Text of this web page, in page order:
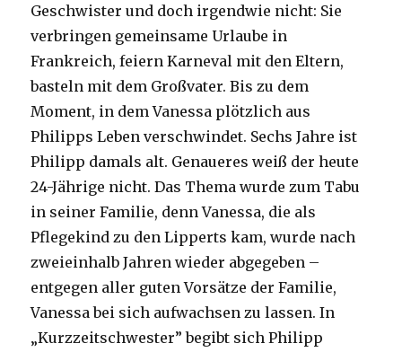
Geschwister und doch irgendwie nicht: Sie
verbringen gemeinsame Urlaube in
Frankreich, feiern Karneval mit den Eltern,
basteln mit dem Großvater. Bis zu dem
Moment, in dem Vanessa plötzlich aus
Philipps Leben verschwindet. Sechs Jahre ist
Philipp damals alt. Genaueres weiß der heute
24-Jährige nicht. Das Thema wurde zum Tabu
in seiner Familie, denn Vanessa, die als
Pflegekind zu den Lipperts kam, wurde nach
zweieinhalb Jahren wieder abgegeben –
entgegen aller guten Vorsätze der Familie,
Vanessa bei sich aufwachsen zu lassen. In
„Kurzzeitschwester” begibt sich Philipp